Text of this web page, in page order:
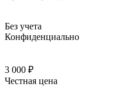
Без учета
Конфиденциально
3 000 ₽
Честная цена